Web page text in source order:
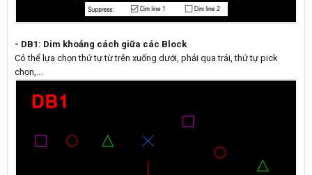
- DB1: Dim khoảng cách giữa các Block
Có thể lựa chọn thứ tự từ trên xuống dưới, phải qua trái, thứ tự pick
chọn,...